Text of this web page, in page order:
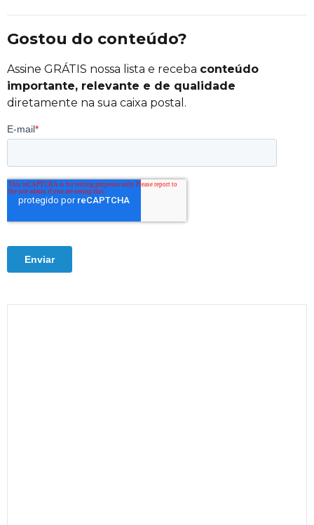
Gostou do conteúdo?
Assine GRÁTIS nossa lista e receba conteúdo
importante, relevante e de qualidade
diretamente na sua caixa postal.